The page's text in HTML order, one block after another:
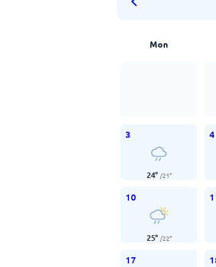
Mon
3
24° /21°
4
10
25° /22°
17